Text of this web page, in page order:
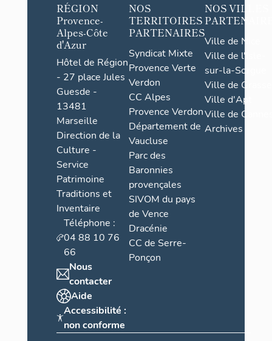
RÉGION
Provence-
Alpes-Côte
d'Azur
Hôtel de Région
- 27 place Jules
Guesde -
13481
Marseille
Direction de la
Culture -
Service
Patrimoine
Traditions et
Inventaire
Téléphone :
04 88 10 76
66
Nous
contacter
Aide
Accessibilité :
non conforme
NOS
TERRITOIRES
PARTENAIRES
Syndicat Mixte
Provence Verte
Verdon
CC Alpes
Provence Verdon
Département de
Vaucluse
Parc des
Baronnies
provençales
SIVOM du pays
de Vence
Dracénie
CC de Serre-
Ponçon
NOS VILLES
Ville de Nice
Ville de l'Isle-
sur-la-Sorgue
Ville de Grasse
Ville d'Apt
Ville de
Archives